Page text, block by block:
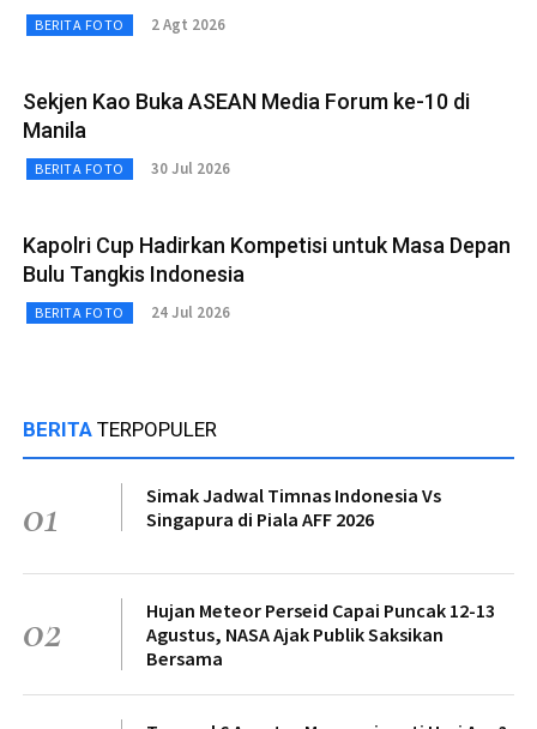
BERITA FOTO 2 Agt 2026
Sekjen Kao Buka ASEAN Media Forum ke-10 di
Manila
BERITA FOTO 30 Jul 2026
Kapolri Cup Hadirkan Kompetisi untuk Masa Depan
Bulu Tangkis Indonesia
BERITA FOTO 24 Jul 2026
BERITA TERPOPULER
01
Simak Jadwal Timnas Indonesia Vs
Singapura di Piala AFF 2026
02
Hujan Meteor Perseid Capai Puncak 12-13
Agustus, NASA Ajak Publik Saksikan
Bersama